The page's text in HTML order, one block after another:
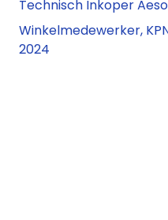
Technisch Inkoper
Winkelmedewerker,
2024